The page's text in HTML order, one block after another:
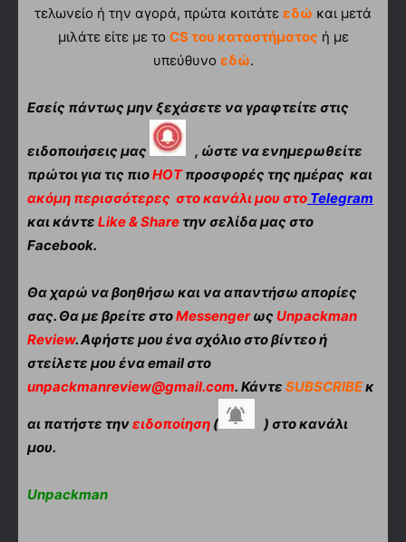
τελωνείο ή την αγορά, πρώτα κοιτάτε εδώ και μετά
μιλάτε είτε με το CS του καταστήματος ή με
υπεύθυνο εδώ.
Εσείς πάντως μην ξεχάσετε να γραφτείτε στις
ειδοποιήσεις μας
, ώστε να ενημερωθείτε
πρώτοι για τις πιοHOTπροσφορές της ημέρας και
ακόμη περισσότερες στο κανάλι μου στο Telegram
και κάντε Like & Share την σελίδα μας στο
Facebook.
Θα χαρώ να βοηθήσω και να απαντήσω απορίες
σας. Θα με βρείτε στοMessengerως Unpackman
Review. Αφήστε μου ένα σχόλιο στο βίντεο ή
στείλετε μου ένα email στο
unpackmanreview@gmail.com. Κάντε SUBSCRIBEκ
αι πατήστε τηνειδοποίηση (
) στο κανάλι
μου.
Unpackman